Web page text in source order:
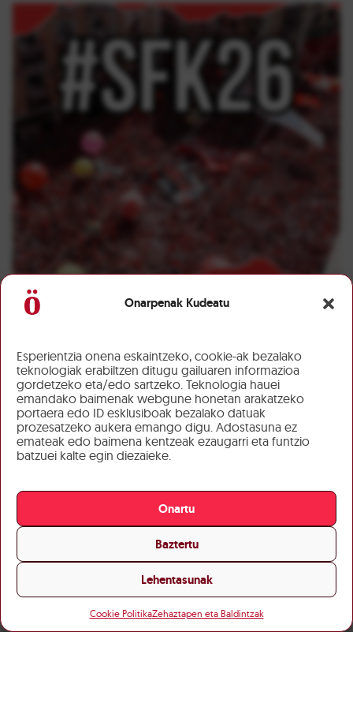
Onarpenak Kudeatu
Esperientzia onena eskaintzeko, cookie-ak bezalako
teknologiak erabiltzen ditugu gailuaren informazioa
gordetzeko eta/edo sartzeko. Teknologia hauei
emandako baimenak webgune honetan arakatzeko
portaera edo ID esklusiboak bezalako datuak
prozesatzeko aukera emango digu. Adostasuna ez
emateak edo baimena kentzeak ezaugarri eta funtzio
batzuei kalte egin diezaieke.
Onartu
Baztertu
Lehentasunak
Cookie PolitikaZehaztapen eta Baldintzak